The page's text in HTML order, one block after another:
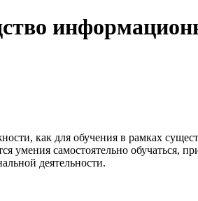
как для обучения в рамках
самостоятельно обучаться,
деятельности.